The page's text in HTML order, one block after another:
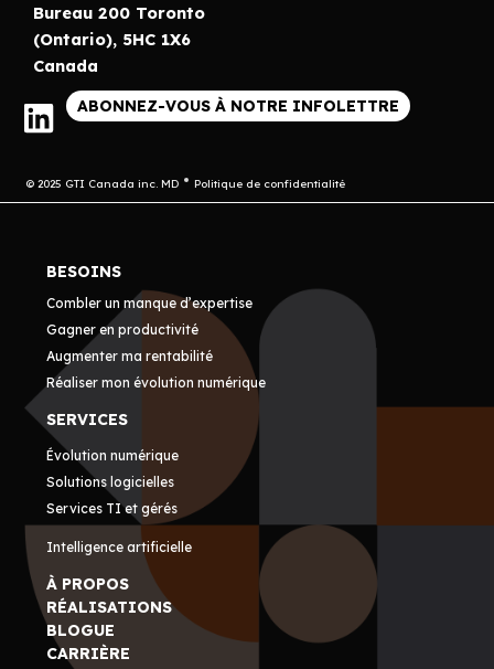
Bureau 200 Toronto
(Ontario), 5HC 1X6
Canada
ABONNEZ-VOUS À NOTRE INFOLETTRE
© 2025 GTI Canada inc. MD Politique de confidentialité
BESOINS
Combler un manque d’expertise
Gagner en productivité
Augmenter ma rentabilité
Réaliser mon évolution numérique
SERVICES
Évolution numérique
Solutions logicielles
Services TI et gérés
Intelligence artificielle
À PROPOS
RÉALISATIONS
BLOGUE
CARRIÈRE